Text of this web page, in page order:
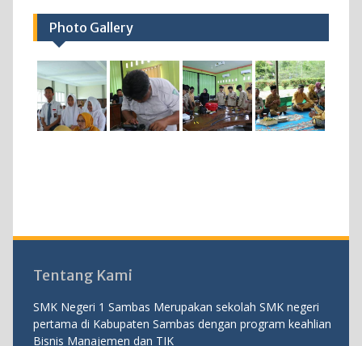
Photo Gallery
Tentang Kami
SMK Negeri 1 Sambas Merupakan sekolah SMK negeri
pertama di Kabupaten Sambas dengan program keahlian
Bisnis Manajemen dan TIK